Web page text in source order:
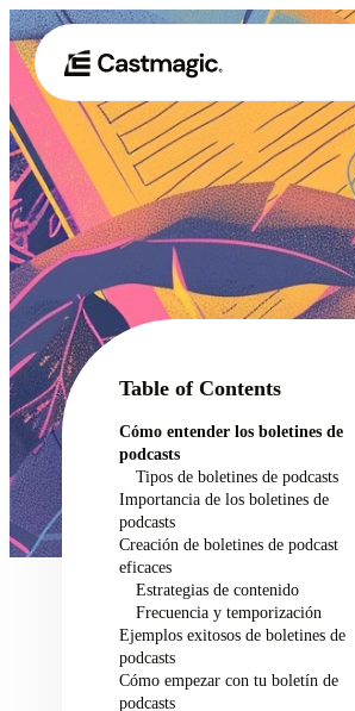
Table of Contents
Cómo entender los boletines de
podcasts
Tipos de boletines de podcasts
Importancia de los boletines de
podcasts
Creación de boletines de podcast
eficaces
Estrategias de contenido
Frecuencia y temporización
Ejemplos exitosos de boletines de
podcasts
Cómo empezar con tu boletín de
podcasts